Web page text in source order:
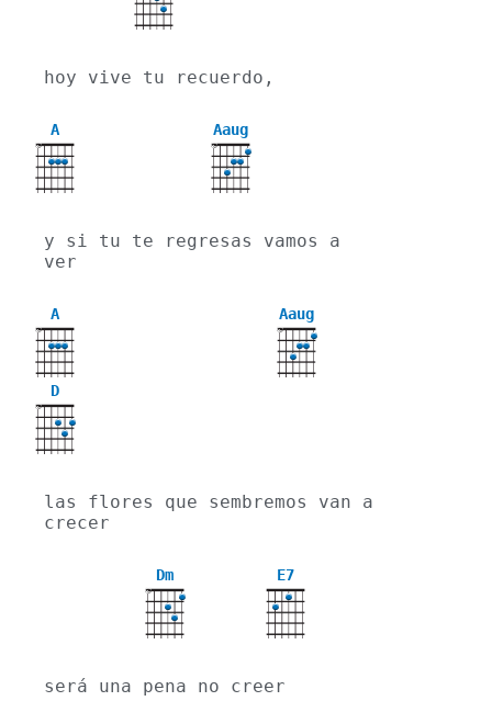
hoy vive tu recuerdo,
A
X
Aaug
X
y si tu te regresas vamos a
ver
A
X
Aaug
X
D
X
las flores que sembremos van a
crecer
Dm
X
E7
será una pena no creer